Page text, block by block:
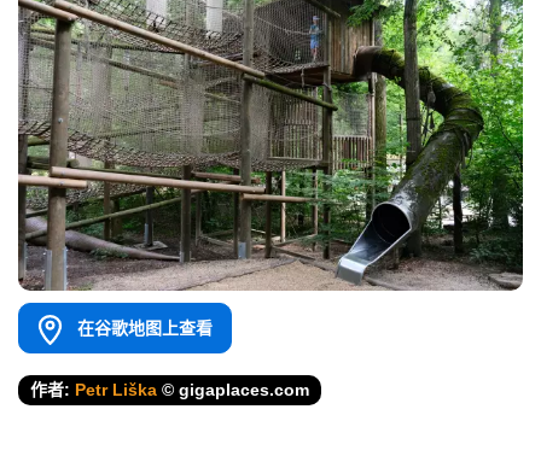
在谷歌地图上查看
作者: Petr Liška © gigaplaces.com